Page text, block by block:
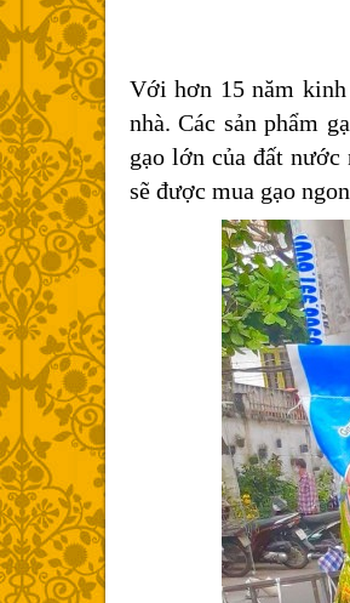
Với hơn 15 năm
nhà. Các sản phẩm
gạo lớn của đất
sẽ được mua gạo